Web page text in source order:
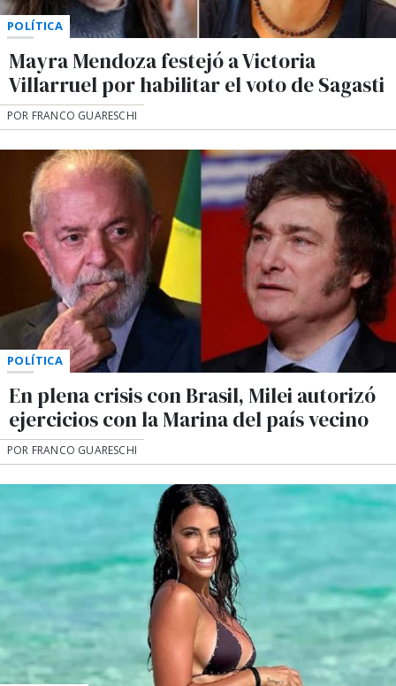
POLÍTICA
Mayra Mendoza festejó a Victoria
Villarruel por habilitar el voto de Sagasti
POR FRANCO GUARESCHI
POLÍTICA
En plena crisis con Brasil, Milei autorizó
ejercicios con la Marina del país vecino
POR FRANCO GUARESCHI